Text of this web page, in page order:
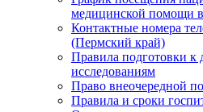
медицинской помощи
Контактные номера
(Пермский край)
Правила подготовки к
исследованиям
Право внеочередной
Правила и сроки